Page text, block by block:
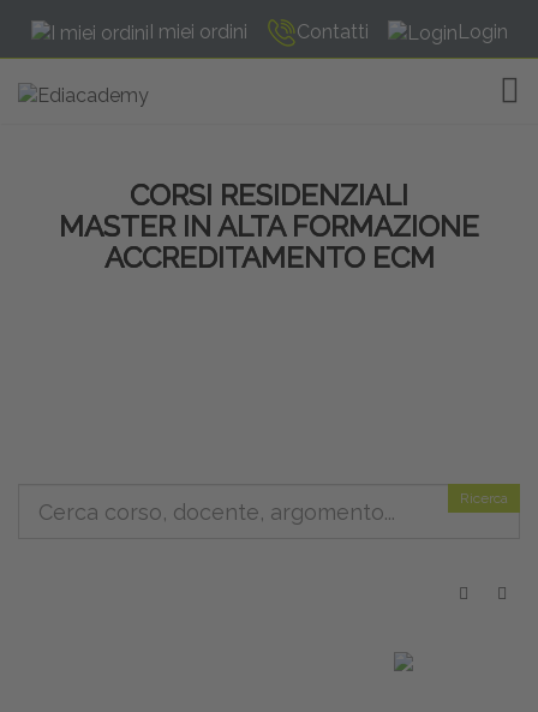
I miei ordini Contatti Login
CORSI RESIDENZIALI
MASTER IN ALTA FORMAZIONE
ACCREDITAMENTO ECM
Ricerca